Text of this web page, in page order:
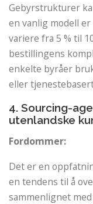
Gebyrstrukturer
en vanlig modell
variere fra 5 % til
bestillingens
enkelte byråer
eller
4. Sourcing-
utenlandske
Fordommer:
Det er en
en tendens til å
sammenlignet